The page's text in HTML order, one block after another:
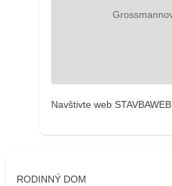
Navštivte web STAVBAWEB
RODINNÝ DOM